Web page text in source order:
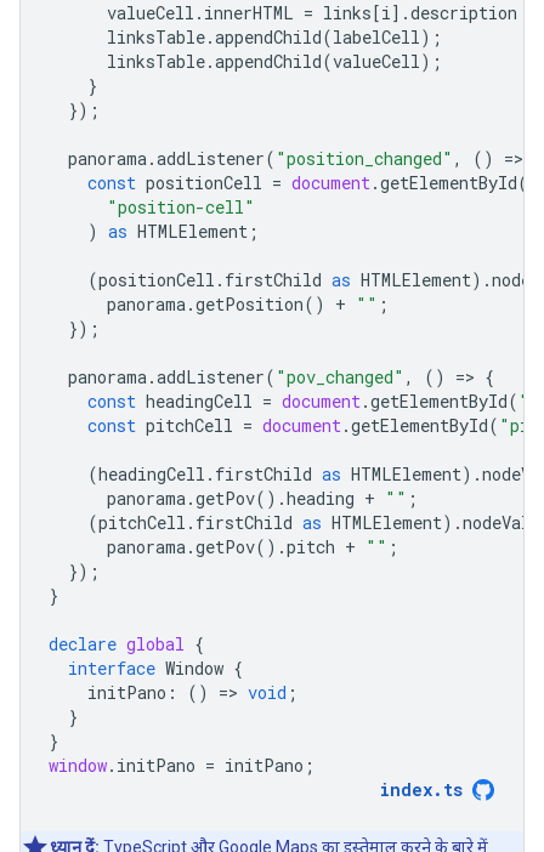
valueCell . innerHTML = links [i].description
linksTable.appendChild(labelCell);
linksTable.appendChild(valueCell);
}
});
panorama.addListener( "position_changed" , () =>
const positionCell = document.getElementById(
"position-cell"
) as HTMLElement ;
(positionCell . firstChild as HTMLElement).
panorama.getPosition() + "" ;
});
panorama.addListener( "pov_changed" , () => {
const headingCell = document.getElementById(
const pitchCell = document.getElementById(
(headingCell . firstChild as HTMLElement).
panorama.getPov().heading + "" ;
(pitchCell . firstChild as HTMLElement).
panorama.getPov().pitch + "" ;
});
}
declare global {
interface Window {
initPano : () => void ;
}
}
window. initPano = initPano ;
index. ts
ध्यान दें: TypeScript और Google Maps का इस्तेमाल करने के बारे में